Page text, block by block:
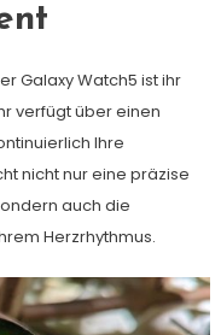
Galaxy Watch5 ist ihr
verfügt über einen
Ihre
nicht nur eine präzise
auch die
Herzrhythmus.